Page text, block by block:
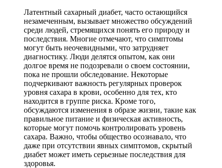
Латентный сахарный диабет, часто остающийся
незамеченным, вызывает множество обсуждений
среди людей, стремящихся понять его природу и
последствия. Многие отмечают, что симптомы
могут быть неочевидными, что затрудняет
диагностику. Люди делятся опытом, как они
долгое время не подозревали о своем состоянии,
пока не прошли обследование. Некоторые
подчеркивают важность регулярных проверок
уровня сахара в крови, особенно для тех, кто
находится в группе риска. Кроме того,
обсуждаются изменения в образе жизни, такие как
правильное питание и физическая активность,
которые могут помочь контролировать уровень
сахара. Важно, чтобы общество осознавало, что
даже при отсутствии явных симптомов, скрытый
диабет может иметь серьезные последствия для
здоровья.